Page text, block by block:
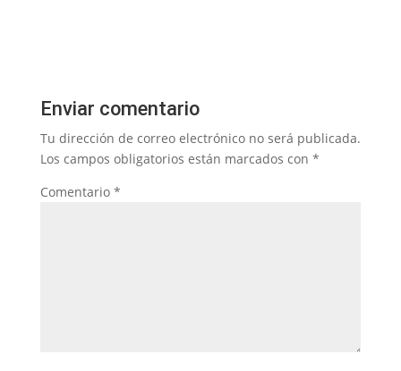
Enviar comentario
Tu dirección de correo electrónico no será publicada.
Los campos obligatorios están marcados con *
Comentario *